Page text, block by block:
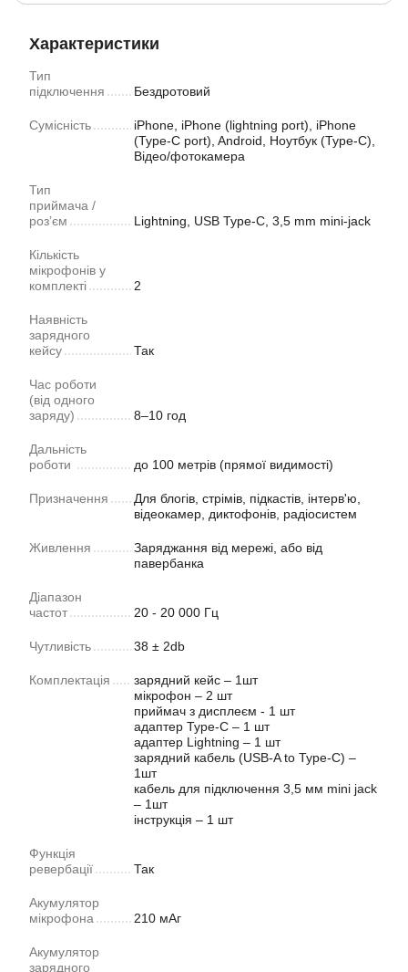
Характеристики
Тип
підключення
Бездротовий
Сумісність
iPhone, iPhone (lightning port), iPhone
(Type-C port), Android, Ноутбук (Type-C),
Відео/фотокамера
Тип
приймача /
роз’єм
Lightning, USB Type-C, 3,5 mm mini-jack
Кількість
мікрофонів у
комплекті
2
Наявність
зарядного
кейсу
Так
Час роботи
(від одного
заряду)
8–10 год
Дальність
роботи
до 100 метрів (прямої видимості)
Призначення
Для блогів, стрімів, підкастів, інтерв'ю,
відеокамер, диктофонів, радіосистем
Живлення
Заряджання від мережі, або від
павербанка
Діапазон
частот
20 - 20 000 Гц
Чутливість 38 ± 2db
Комплектація
зарядний кейс – 1шт
мікрофон – 2 шт
приймач з дисплеєм - 1 шт
адаптер Type-C – 1 шт
адаптер Lightning – 1 шт
зарядний кабель (USB-A to Type-C) –
1шт
кабель для підключення 3,5 мм mini jack
– 1шт
інструкція – 1 шт
Функція
ревербації
Так
Акумулятор
мікрофона
210 мАг
Акумулятор
зарядного